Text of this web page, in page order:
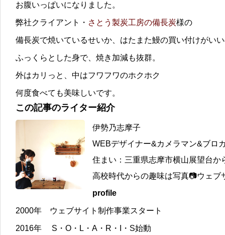
お腹いっぱいになりました。
弊社クライアント・ さとう製炭工房の備長炭様の
備長炭で焼いているせいか、はたまた鰻の買い付けがい
ふっくらとした身で、焼き加減も抜群。
外はカリっと、中はフワフワのホクホク
何度食べても美味しいです。
この記事のライター紹介
伊勢乃志摩子
WEBデザイナー&カメラマン&ブロ
住まい：三重県志摩市横山展望台か
高校時代からの趣味は写真📷ウェブ
profile
2000年 ウェブサイト制作事業スタート
2016年 S・O・L・A・R・I・S始動